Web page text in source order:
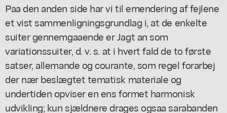
Paa den anden side har vi til emendering af fejlene
et vist sammenligningsgrundlag i, at de enkelte
suiter gennemgaaende er Jagt an som
variationssuiter, d. v. s. at i hvert fald de to første
satser, allemande og courante, som regel forarbej
der nær beslægtet tematisk materiale og
undertiden opviser en ens formet harmonisk
udvikling; kun sjældnere drages ogsaa sarabanden